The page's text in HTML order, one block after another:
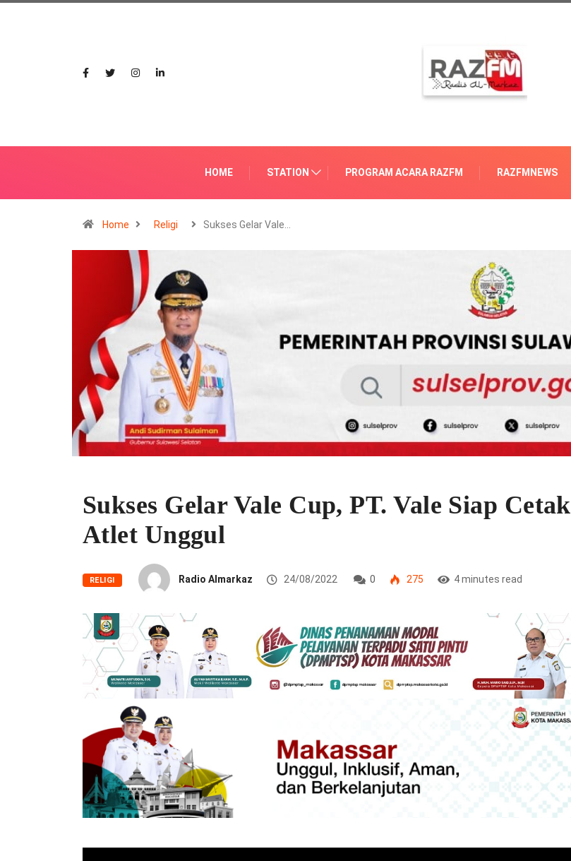
HOME STATION PROGRAM ACARA RAZFM RAZFMNEWS
Home Religi Sukses Gelar Vale…
Sukses Gelar Vale Cup, PT. Vale Siap Cetak
Atlet Unggul
RELIGI Radio Almarkaz 24/08/2022 0 275 4 minutes read